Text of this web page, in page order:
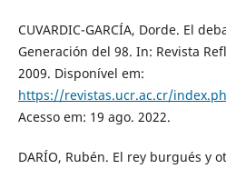
CUVARDIC-GARCÍA, Dorde. El
Generación del 98. In: Revista
2009. Disponível em:
https://revistas.ucr.ac.cr/
Acesso em: 19 ago. 2022.
DARÍO, Rubén. El rey burgués y